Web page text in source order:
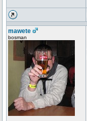
mawete
bosman